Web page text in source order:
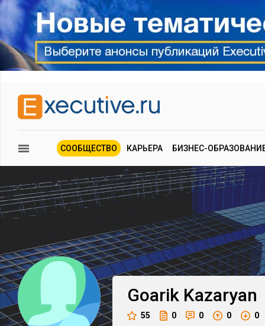
СООБЩЕСТВО КАРЬЕРА БИЗНЕС-
Goarik Kazaryan
55 0 0 0 0